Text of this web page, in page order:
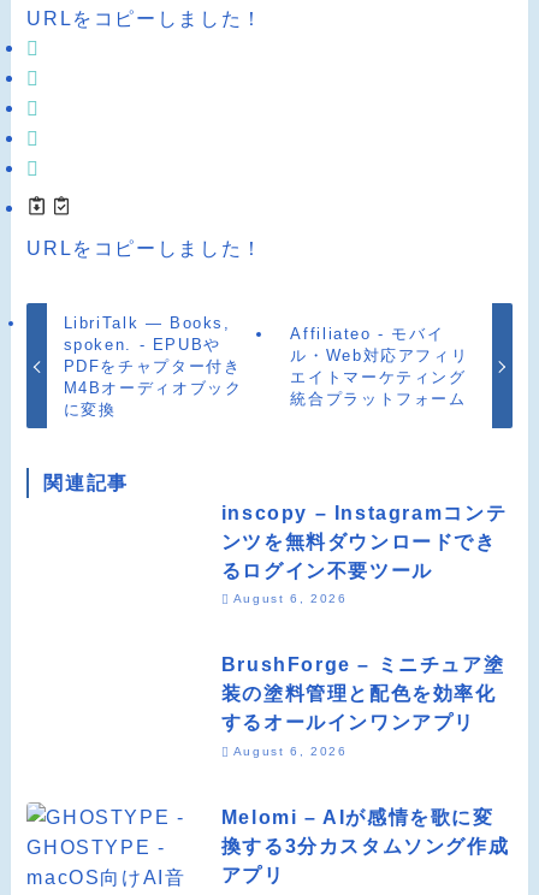
URLをコピーしました！
URLをコピーしました！
LibriTalk — Books,
spoken. - EPUBや
PDFをチャプター付き
M4Bオーディオブック
に変換
Affiliateo - モバイ
ル・Web対応アフィリ
エイトマーケティング
統合プラットフォーム
関連記事
inscopy – Instagramコンテ
ンツを無料ダウンロードでき
るログイン不要ツール
August 6, 2026
BrushForge – ミニチュア塗
装の塗料管理と配色を効率化
するオールインワンアプリ
August 6, 2026
Melomi – AIが感情を歌に変
換する3分カスタムソング作成
アプリ